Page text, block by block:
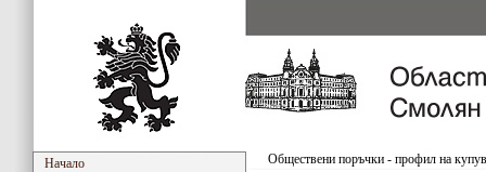
Начало
Обществени поръчки - профил на